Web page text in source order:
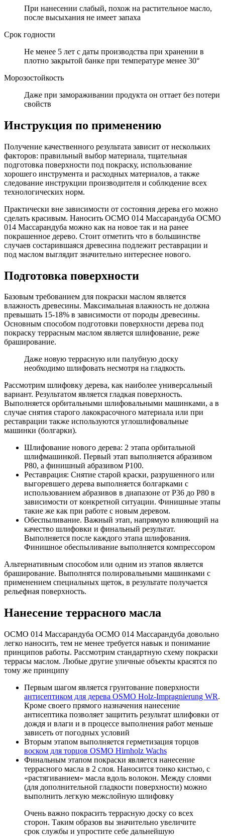
При нанесении слабый, похож на растительное масло,
после высыхания не имеет запаха
Срок годности
Не менее 5 лет с даты производства при хранении в
плотно закрытой банке при температуре менее 30°
Морозостойкость
Даже при замораживании продукта он оттает без потери
свойств
Инструкция по применению
Получение качественного результата зависит от нескольких
факторов: правильный выбор материала, тщательная
подготовка поверхности под покраску, использование
хорошего инструмента и расходных материалов, а также
следование инструкции производителя и соблюдение всех
технологических норм.
Практически вне зависимости от состояния дерева его можно
сделать красивым. Наносить OСМО 014 Массарандуба OСМО
014 Массарандуба можно как на новое так и на ранее
покрашенное дерево. Стоит отметить что в большинстве
случаев состарившаяся древесина подлежит реставрации и
под маслом выглядит значительно интереснее нового.
Подготовка поверхности
Базовым требованием для покраски маслом является
влажность древесины. Максимальная влажность не должна
превышать 15-18% в зависимости от породы древесины.
Основным способом подготовки поверхности дерева под
покраску террасным маслом является шлифование, реже
браширование.
Даже новую террасную или палубную доску
необходимо шлифовать несмотря на гладкость.
Рассмотрим шлифовку дерева, как наиболее универсальный
вариант. Результатом является гладкая поверхность.
Выполняется орбитальными шлифовальными машинками, а в
случае снятия старого лакокрасочного материала или при
реставрации также используются углошлифовальные
машинки (болгарки).
Шлифование нового дерева: 2 этапа орбитальной
шлифмашинкой. Первый этап выполняется абразивом
Р80, а финишный абразивом P100.
Реставрация: Снятие старой краски, разрушенного или
выгоревшего дерева выполняется болгарками с
использованием абразивов в диапазоне от P36 до P80 в
зависимости от конкретной ситуации. Финишные этапы
такие же как при работе с новым деревом.
Обеспыливание. Важный этап, напрямую влияющий на
качество шлифовки и финальный результат.
Выполняется после каждого этапа шлифования.
Финишное обеспыливание выполняется компрессором
Альтернативным способом или одним из этапов является
браширование. Выполнятся полировальными машинками с
применением специальных щеток, в результате получается
рельефная поверхность.
Нанесение террасного масла
OСМО 014 Массарандуба OСМО 014 Массарандуба довольно
легко наносить, тем не менее требуется навык и понимание
принципов работы. Рассмотрим стандартную схему покраски
террасы маслом. Любые другие уличные объекты красятся по
тому же принципу
Первым шагом является грунтование поверхности
антисептиком для дерева OSMO Holz-Impragnierung WR.
Кроме своего прямого назначения нанесение
антисептика позволяет защитить результат шлифовки от
дождя и влаги и в процессе выполнения работ меньше
зависеть от погодных условий
Вторым этапом выполняется герметизация торцов
воском для торцов OSMO Hirnholz Wachs
Финальным этапом покраски является нанесение
террасного масла в 2 слоя. Наносится тонко кистью, с
«растягиванием» масла вдоль волокон. Между слоями
(для дополнительной гладкости поверхности) можно
выполнить легкую межслойную шлифовку
Очень важно покрасить террасную доску со всех
сторон. Таким образов вы значительно увеличите
срок службы и упростите себе дальнейшую